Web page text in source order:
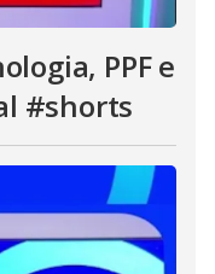
PPF e
#shorts